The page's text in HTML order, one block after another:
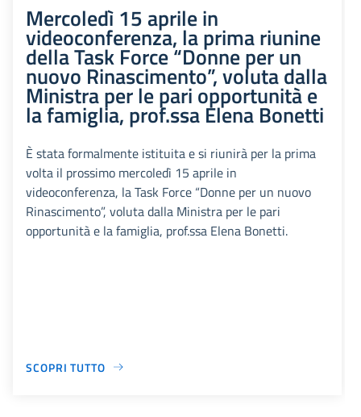
Mercoledì 15 aprile in
videoconferenza, la prima riunine
della Task Force “Donne per un
nuovo Rinascimento”, voluta dalla
Ministra per le pari opportunità e
la famiglia, prof.ssa Elena Bonetti
È stata formalmente istituita e si riunirà per la prima
volta il prossimo mercoledì 15 aprile in
videoconferenza, la Task Force “Donne per un nuovo
Rinascimento”, voluta dalla Ministra per le pari
opportunità e la famiglia, prof.ssa Elena Bonetti.
SCOPRI TUTTO